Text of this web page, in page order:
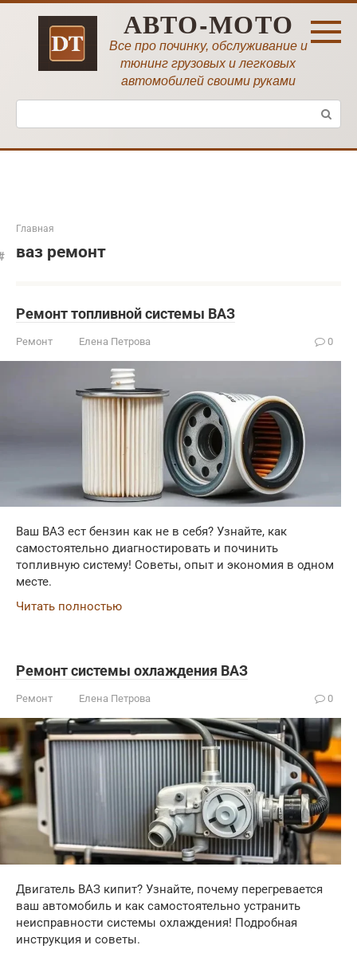
Перейти
АВТО-МОТО
Все про починку, обслуживание и
тюнинг грузовых и легковых
автомобилей своими руками
Поиск:
Главная
ваз ремонт
Ремонт топливной системы ВАЗ
Ремонт Елена Петрова 0
Ваш ВАЗ ест бензин как не в себя? Узнайте, как
самостоятельно диагностировать и починить
топливную систему! Советы, опыт и экономия в одном
месте.
Читать полностью
Ремонт системы охлаждения ВАЗ
Ремонт Елена Петрова 0
Двигатель ВАЗ кипит? Узнайте, почему перегревается
ваш автомобиль и как самостоятельно устранить
неисправности системы охлаждения! Подробная
инструкция и советы.